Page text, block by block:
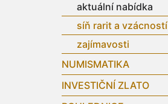
aktuální nabídka
síň rarit a vzácností
zajímavosti
NUMISMATIKA
INVESTIČNÍ ZLATO